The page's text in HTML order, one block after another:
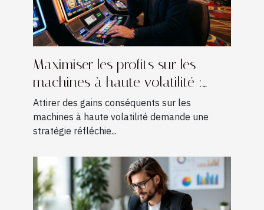
Maximiser les profits sur les
machines à haute volatilité :
Techniques avancées
Attirer des gains conséquents sur les
machines à haute volatilité demande une
stratégie réfléchie...